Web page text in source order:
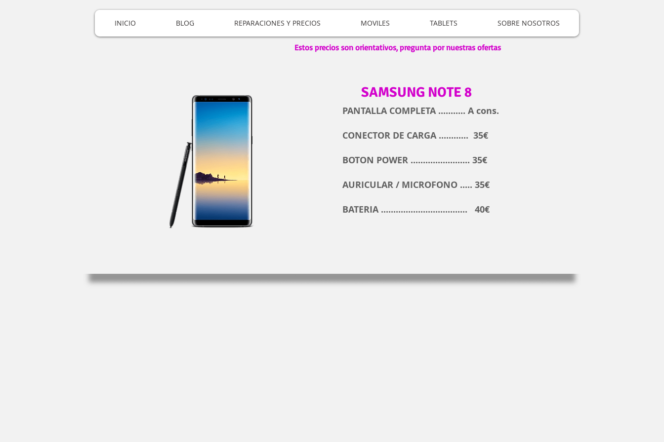
INICIO BLOG REPARACIONES Y PRECIOS MOVILES TABLETS SOBRE NOSOTROS
SAMSUNG NOTE 8
PANTALLA COMPLETA ........... A cons.
CONECTOR DE CARGA ............ 35€
BOTON POWER ........................ 35€
AURICULAR / MICROFONO ..... 35€
BATERIA ................................... 40€
Estos precios son orientativos, pregunta por nuestras ofertas